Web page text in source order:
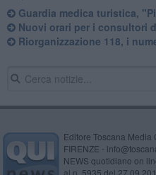
Guardia medica turistica,
Nuovi orari per i consultori
Riorganizzazione 118, i
Editore Toscana
FIRENZE -
NEWS quotidiano on
al n. 5935 del